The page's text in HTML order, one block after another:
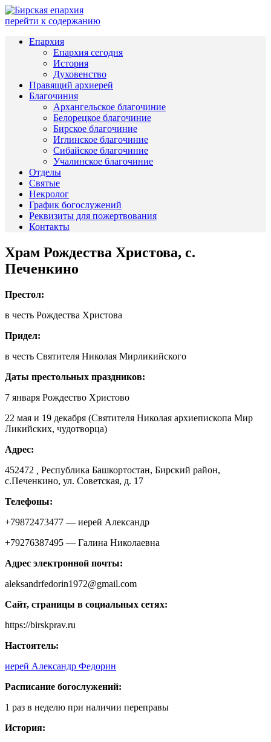
перейти к содержанию
Епархия
Епархия сегодня
История
Духовенство
Правящий архиерей
Благочиния
Архангельское благочиние
Белорецкое благочиние
Бирское благочиние
Иглинское благочиние
Сибайское благочиние
Учалинское благочиние
Отделы
Святые
Некролог
График богослужений
Реквизиты для пожертвования
Контакты
Храм Рождества Христова, с.
Печенкино
Престол:
в честь Рождества Христова
Придел:
в честь Святителя Николая Мирликийского
Даты престольных праздников:
7 января Рождество Христово
22 мая и 19 декабря (Святителя Николая архиепископа Мир
Ликийских, чудотворца)
Адрес:
452472
Республика Башкортостан, Бирский район,
с.Печенкино, ул. Советская, д. 17
Телефоны:
+79872473477 — иерей Александр
+79276387495 — Галина Николаевна
Адрес электронной почты:
aleksandrfedorin1972@gmail.com
Сайт, страницы в социальных сетях:
https://birskprav.ru
Настоятель:
иерей Александр Федорин
Расписание богослужений:
1 раз в неделю при наличии переправы
История: